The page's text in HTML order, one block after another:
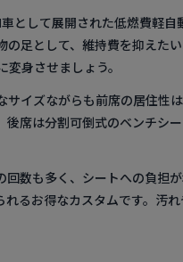
として展開された低燃費軽
足として、維持費を抑えた
身させましょう。
イズながらも前席の居住性
席は分割可倒式のベンチシ
数も多く、シートへの負担
るお得なカスタムです。汚